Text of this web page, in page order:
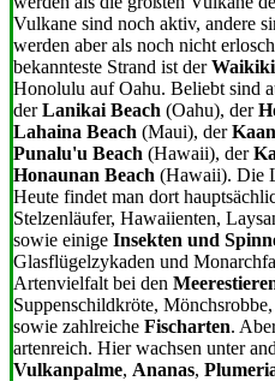
Vulkane sind noch aktiv, andere
werden aber als noch nicht
bekannteste Strand ist der
Honolulu auf Oahu. Beliebt sind
derLanikai Beach (Oahu), der
Lahaina Beach (Maui), der
Punalu'u Beach (Hawaii), der
Honaunan Beach (Hawaii). Die
Heute findet man dort
Stelzenläufer, Hawaiienten,
sowie einige Insekten und
Glasflügelzykaden und
Artenvielfalt bei den
Suppenschildkröte,
sowie zahlreiche Fischarten.
artenreich. Hier wachsen unter
Vulkanpalme, Ananas,